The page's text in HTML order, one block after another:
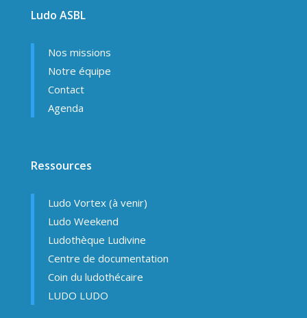
Ludo ASBL
Nos missions
Notre équipe
Contact
Agenda
Ressources
Ludo Vortex (à venir)
Ludo Weekend
Ludothèque Ludivine
Centre de documentation
Coin du ludothécaire
LUDO LUDO